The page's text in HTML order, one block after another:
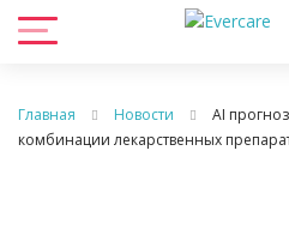
Главная Новости
AI
комбинации лекарственных